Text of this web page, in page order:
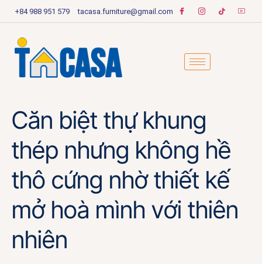
+84 988 951 579 tacasa.furniture@gmail.com
Căn biệt thự khung
thép nhưng không hề
thô cứng nhờ thiết kế
mở hoà mình với thiên
nhiên